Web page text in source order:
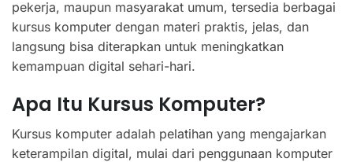
pekerja, maupun masyarakat umum, tersedia berbagai
kursus komputer dengan materi praktis, jelas, dan
langsung bisa diterapkan untuk meningkatkan
kemampuan digital sehari-hari.
Apa Itu Kursus Komputer?
Kursus komputer adalah pelatihan yang mengajarkan
keterampilan digital, mulai dari penggunaan komputer